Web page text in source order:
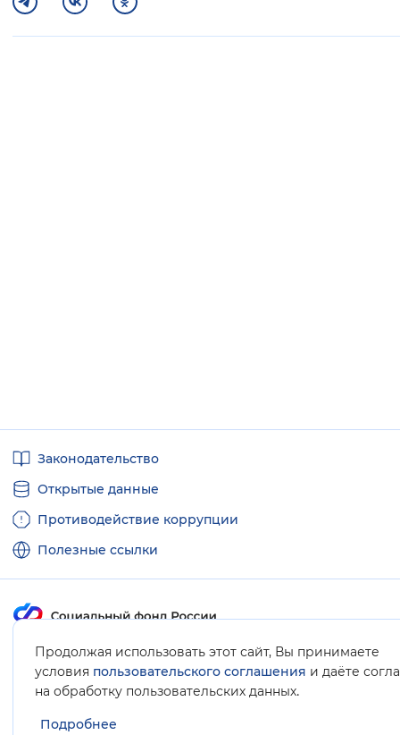
Продолжая использовать этот сайт, Вы принимаете
условия пользовательского соглашения и даёте
на обработку пользовательских данных.
Подробнее
ссылкиЗаконодательство
Открытые данные
Противодействие коррупции
Полезные ссылки
Карта сайта